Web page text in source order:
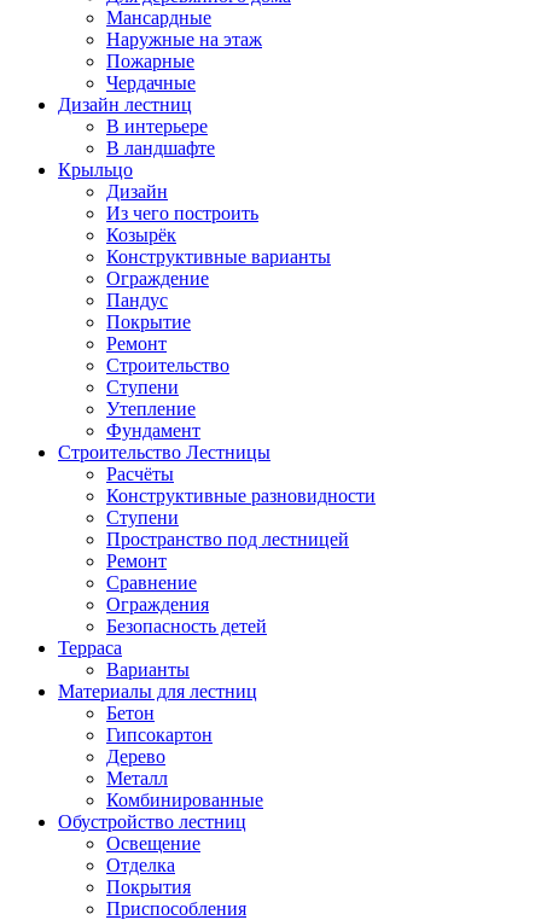
Мансардные
Наружные на этаж
Пожарные
Чердачные
Дизайн лестниц
В интерьере
В ландшафте
Крыльцо
Дизайн
Из чего построить
Козырёк
Конструктивные варианты
Ограждение
Пандус
Покрытие
Ремонт
Строительство
Ступени
Утепление
Фундамент
Строительство Лестницы
Расчёты
Конструктивные разновидности
Ступени
Пространство под лестницей
Ремонт
Сравнение
Ограждения
Безопасность детей
Терраса
Варианты
Материалы для лестниц
Бетон
Гипсокартон
Дерево
Металл
Комбинированные
Обустройство лестниц
Освещение
Отделка
Покрытия
Приспособления